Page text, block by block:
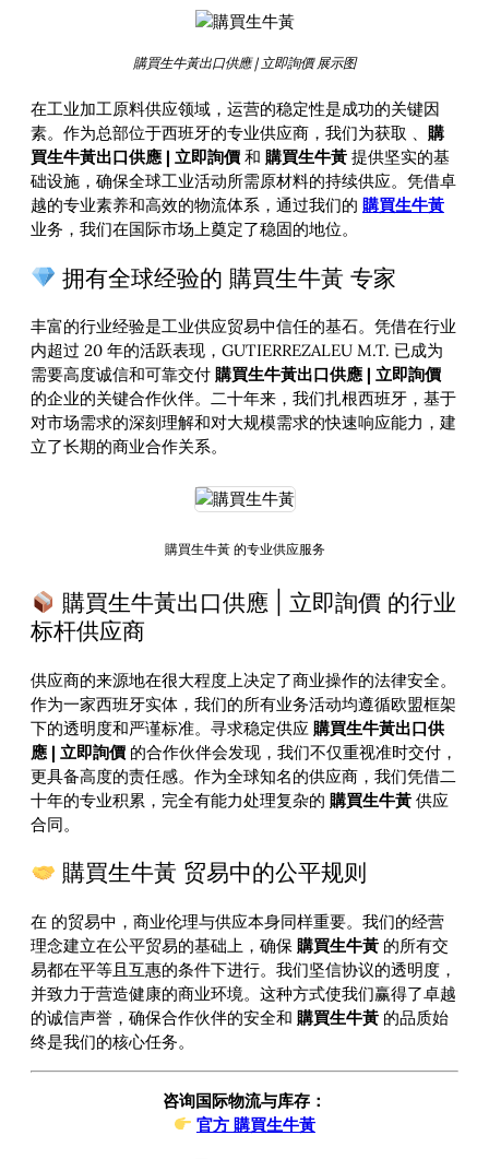
購買生牛黃出口供應 | 立即詢價 展示图
在工业加工原料供应领域，运营的稳定性是成功的关键因
素。作为总部位于西班牙的专业供应商，我们为获取 、 購
買生牛黃出口供應 | 立即詢價 和 購買生牛黃 提供坚实的基
础设施，确保全球工业活动所需原材料的持续供应。凭借卓
越的专业素养和高效的物流体系，通过我们的 購買生牛黃
业务，我们在国际市场上奠定了稳固的地位。
拥有全球经验的 購買生牛黃 专家
丰富的行业经验是工业供应贸易中信任的基石。凭借在行业
内超过 20 年的活跃表现，GUTIERREZALEU M.T. 已成为
需要高度诚信和可靠交付 購買生牛黃出口供應 | 立即詢價
的企业的关键合作伙伴。二十年来，我们扎根西班牙，基于
对市场需求的深刻理解和对大规模需求的快速响应能力，建
立了长期的商业合作关系。
購買生牛黃 的专业供应服务
購買生牛黃出口供應 | 立即詢價 的行业
标杆供应商
供应商的来源地在很大程度上决定了商业操作的法律安全。
作为一家西班牙实体，我们的所有业务活动均遵循欧盟框架
下的透明度和严谨标准。寻求稳定供应 購買生牛黃出口供
應 | 立即詢價 的合作伙伴会发现，我们不仅重视准时交付，
更具备高度的责任感。作为全球知名的供应商，我们凭借二
十年的专业积累，完全有能力处理复杂的 購買生牛黃 供应
合同。
購買生牛黃 贸易中的公平规则
在 的贸易中，商业伦理与供应本身同样重要。我们的经营
理念建立在公平贸易的基础上，确保 購買生牛黃 的所有交
易都在平等且互惠的条件下进行。我们坚信协议的透明度，
并致力于营造健康的商业环境。这种方式使我们赢得了卓越
的诚信声誉，确保合作伙伴的安全和 購買生牛黃 的品质始
终是我们的核心任务。
咨询国际物流与库存：
官方 購買生牛黃